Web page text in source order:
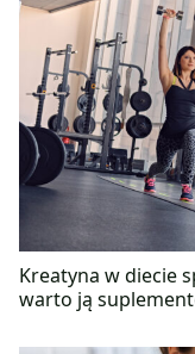
Kreatyna w diecie
warto ją